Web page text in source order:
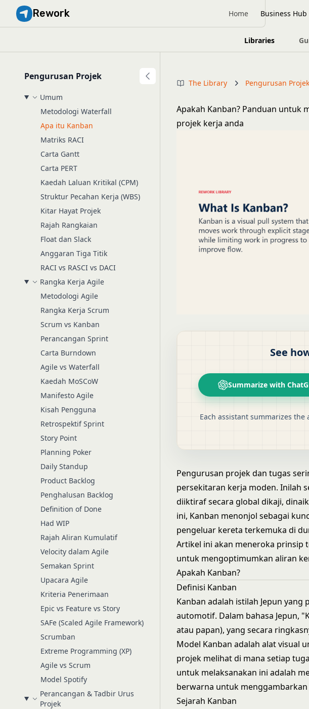
Rework Home Business Hub
Libraries
Pengurusan Projek
Umum
Metodologi Waterfall
Apa itu Kanban
Matriks RACI
Carta Gantt
Carta PERT
Kaedah Laluan Kritikal (CPM)
Struktur Pecahan Kerja (WBS)
Kitar Hayat Projek
Rajah Rangkaian
Float dan Slack
Anggaran Tiga Titik
RACI vs RASCI vs DACI
Rangka Kerja Agile
Metodologi Agile
Rangka Kerja Scrum
Scrum vs Kanban
Perancangan Sprint
Carta Burndown
Agile vs Waterfall
Kaedah MoSCoW
Manifesto Agile
Kisah Pengguna
Retrospektif Sprint
Story Point
Planning Poker
Daily Standup
Product Backlog
Penghalusan Backlog
Definition of Done
Had WIP
Rajah Aliran Kumulatif
Velocity dalam Agile
Semakan Sprint
Upacara Agile
Kriteria Penerimaan
Epic vs Feature vs Story
SAFe (Scaled Agile Framework)
Scrumban
Extreme Programming (XP)
Agile vs Scrum
Model Spotify
Perancangan & Tadbir Urus
Projek
The Library Pengurusan Projek
Apakah Kanban? Panduan untuk
projek kerja anda
See
Summarize with
Each assistant summarizes
Pengurusan projek dan tugas
persekitaran kerja moden. Inilah
diiktiraf secara global dikaji,
ini, Kanban menonjol sebagai
pengeluar kereta terkemuka di
Artikel ini akan meneroka prinsip
untuk mengoptimumkan aliran
Apakah Kanban?
Definisi Kanban
Kanban adalah istilah Jepun
automotif. Dalam bahasa Jepun,
atau papan), yang secara
Model Kanban adalah alat visual
projek melihat di mana setiap
untuk melaksanakan ini adalah
berwarna untuk
Sejarah Kanban